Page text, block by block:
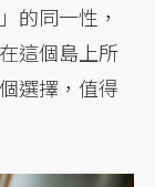
的同一性，
這個島上所
選擇，值得